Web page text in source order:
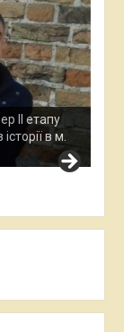
в м.